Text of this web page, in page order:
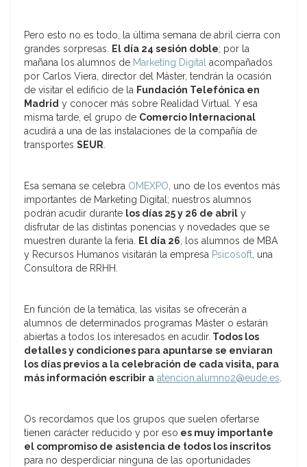
Pero esto no es todo, la última semana de abril cierra con
grandes sorpresas.
El día 24 sesión doble; por la
mañana los alumnos de Marketing Digital acompañados
por Carlos Viera, director del Máster, tendrán la ocasión
de visitar el edificio de la Fundación Telefónica en
Madrid y conocer más sobre Realidad Virtual. Y esa
misma tarde, el grupo de Comercio Internacional
acudirá a una de las instalaciones de la compañía de
transportes SEUR
Esa semana se celebra OMEXPO , uno de los eventos más
importantes de Marketing Digital; nuestros alumnos
podrán acudir durante los días 25 y 26 de abril y
disfrutar de las distintas ponencias y novedades que se
muestren durante la feria.
El día 26 , los alumnos de MBA
y Recursos Humanos visitarán la empresa Psicosoft , una
Consultora de RRHH.
En función de la temática, las visitas se ofrecerán a
alumnos de determinados programas Máster o estarán
abiertas a todos los interesados en acudir. Todos los
detalles y condiciones para apuntarse se enviaran
los días previos a la celebración de cada visita, para
más información escribir a atencion.alumno2@eude.es
Os recordamos que los grupos que suelen ofertarse
tienen carácter reducido y por eso es muy importante
el compromiso de asistencia de todos los inscritos
para no desperdiciar ninguna de las oportunidades